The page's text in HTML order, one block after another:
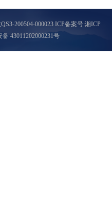
200504-000023 ICP备案号:湘ICP
43011202000231号